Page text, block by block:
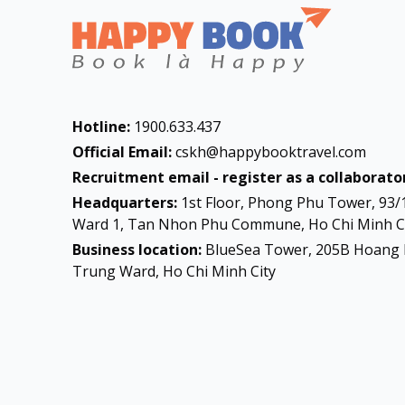
CHÂU Á
Việt Nam
Hongkong
Trung Quốc
Ấn Độ
Hotline: 1900.633.437
Official Email:cskh@happybooktravel.com
Recruitment email - register as a
Headquarters: 1st Floor, Phong Phu Tower,
Ward 1, Tan Nhon Phu Commune, Ho Chi Minh
Business location: BlueSea Tower, 205B
Trung Ward, Ho Chi Minh City